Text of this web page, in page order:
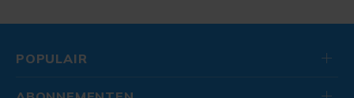
POPULAIR